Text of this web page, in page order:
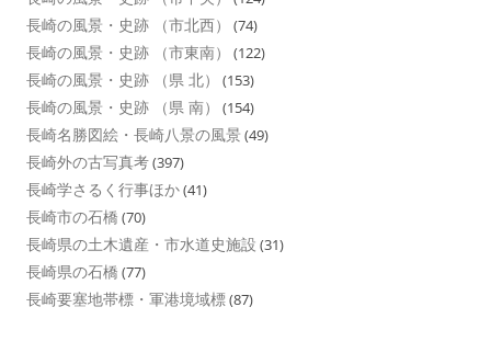
長崎の風景・史跡 （市北西） (74)
長崎の風景・史跡 （市東南） (122)
長崎の風景・史跡 （県 北） (153)
長崎の風景・史跡 （県 南） (154)
長崎名勝図絵・長崎八景の風景 (49)
長崎外の古写真考(397)
長崎学さるく行事ほか(41)
長崎市の石橋 (70)
長崎県の土木遺産・市水道史施設 (31)
長崎県の石橋 (77)
長崎要塞地帯標・軍港境域標(87)